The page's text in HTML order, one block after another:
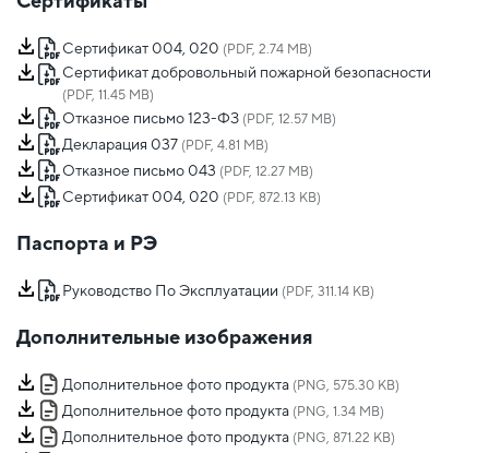
Сертификат 004, 020 (PDF, 2.74 MB)
Сертификат добровольный пожарной безопасности
(PDF, 11.45 MB)
Отказное письмо 123-ФЗ (PDF, 12.57 MB)
Декларация 037 (PDF, 4.81 MB)
Отказное письмо 043 (PDF, 12.27 MB)
Сертификат 004, 020 (PDF, 872.13 KB)
Паспорта и РЭ
Руководство По Эксплуатации (PDF, 311.14 KB)
Дополнительные изображения
Дополнительное фото продукта (PNG, 575.30 KB)
Дополнительное фото продукта (PNG, 1.34 MB)
Дополнительное фото продукта (PNG, 871.22 KB)